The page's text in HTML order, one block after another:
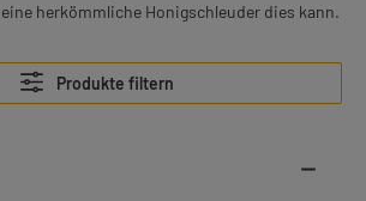
herkömmliche Honigschleuder dies kann.
Produkte filtern